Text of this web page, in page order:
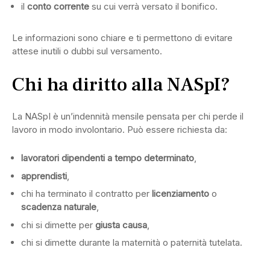
il conto corrente su cui verrà versato il bonifico.
Le informazioni sono chiare e ti permettono di evitare
attese inutili o dubbi sul versamento.
Chi ha diritto alla NASpI?
La NASpI è un’indennità mensile pensata per chi perde il
lavoro in modo involontario. Può essere richiesta da:
lavoratori dipendenti a tempo determinato,
apprendisti
chi ha terminato il contratto per licenziamento o
scadenza naturale,
chi si dimette per giusta causa
chi si dimette durante la maternità o paternità tutelata.